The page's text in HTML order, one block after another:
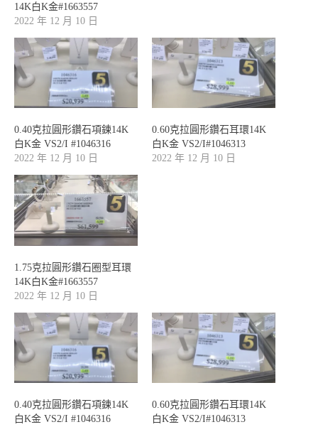
14K白K金#1663557
2022 年 12 月 10 日
0.40克拉圓形鑽石項鍊14K
白K金 VS2/I #1046316
2022 年 12 月 10 日
0.60克拉圓形鑽石耳環14K
白K金 VS2/I#1046313
2022 年 12 月 10 日
1.75克拉圓形鑽石圈型耳環
14K白K金#1663557
2022 年 12 月 10 日
0.40克拉圓形鑽石項鍊14K
白K金 VS2/I #1046316
0.60克拉圓形鑽石耳環14K
白K金 VS2/I#1046313